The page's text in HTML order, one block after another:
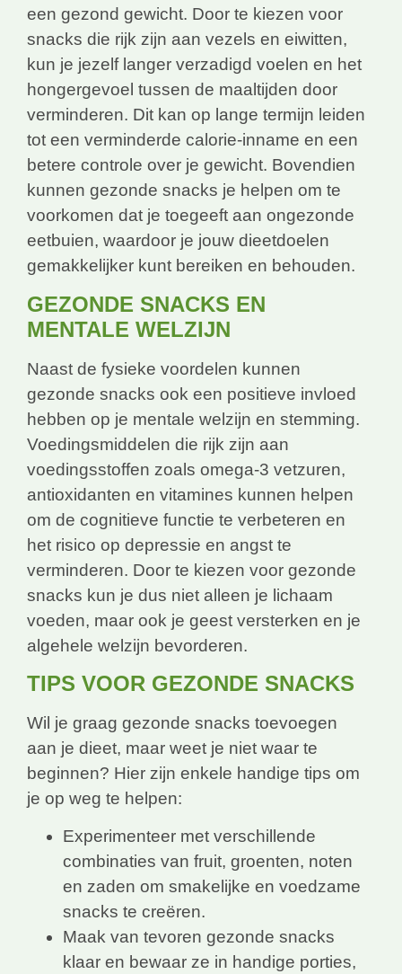
een gezond gewicht. Door te kiezen voor
snacks die rijk zijn aan vezels en eiwitten,
kun je jezelf langer verzadigd voelen en het
hongergevoel tussen de maaltijden door
verminderen. Dit kan op lange termijn leiden
tot een verminderde calorie-inname en een
betere controle over je gewicht. Bovendien
kunnen gezonde snacks je helpen om te
voorkomen dat je toegeeft aan ongezonde
eetbuien, waardoor je jouw dieetdoelen
gemakkelijker kunt bereiken en behouden.
GEZONDE SNACKS EN
MENTALE WELZIJN
Naast de fysieke voordelen kunnen
gezonde snacks ook een positieve invloed
hebben op je mentale welzijn en stemming.
Voedingsmiddelen die rijk zijn aan
voedingsstoffen zoals omega-3 vetzuren,
antioxidanten en vitamines kunnen helpen
om de cognitieve functie te verbeteren en
het risico op depressie en angst te
verminderen. Door te kiezen voor gezonde
snacks kun je dus niet alleen je lichaam
voeden, maar ook je geest versterken en je
algehele welzijn bevorderen.
TIPS VOOR GEZONDE SNACKS
Wil je graag gezonde snacks toevoegen
aan je dieet, maar weet je niet waar te
beginnen? Hier zijn enkele handige tips om
je op weg te helpen:
Experimenteer met verschillende
combinaties van fruit, groenten, noten
en zaden om smakelijke en voedzame
snacks te creëren.
Maak van tevoren gezonde snacks
klaar en bewaar ze in handige porties,